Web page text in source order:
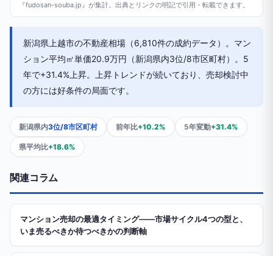
『fudosan-souba.jp』が集計。出典とリンクの明記で引用・転載できます。
新潟県上越市の不動産相場（6,810件の成約データ）。マン
ション平均㎡単価20.9万円（新潟県内3位/8市区町村）。5
年で+31.4%上昇。上昇トレンドが続いており、売却検討中
の方には好条件の局面です。
新潟県内3位/8市区町村 前年比+10.2% 5年変動+31.4%
県平均比+18.6%
関連コラム
マンション売却の最適タイミング——市場サイクル4つの型と、
いま売るべきか待つべきかの判断軸